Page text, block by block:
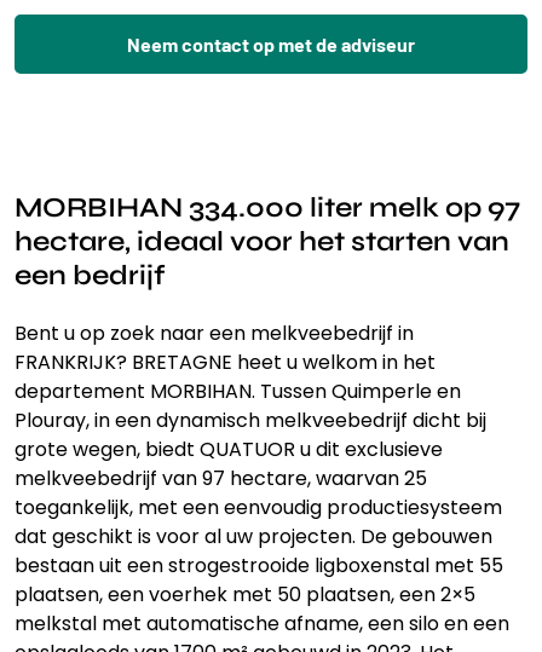
Neem contact op met de adviseur
MORBIHAN 334.000 liter melk op 97
hectare, ideaal voor het starten van
een bedrijf
Bent u op zoek naar een melkveebedrijf in
FRANKRIJK? BRETAGNE heet u welkom in het
departement MORBIHAN. Tussen Quimperle en
Plouray, in een dynamisch melkveebedrijf dicht bij
grote wegen, biedt QUATUOR u dit exclusieve
melkveebedrijf van 97 hectare, waarvan 25
toegankelijk, met een eenvoudig productiesysteem
dat geschikt is voor al uw projecten. De gebouwen
bestaan uit een strogestrooide ligboxenstal met 55
plaatsen, een voerhek met 50 plaatsen, een 2×5
melkstal met automatische afname, een silo en een